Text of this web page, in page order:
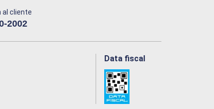
al cliente
2002
Data fiscal